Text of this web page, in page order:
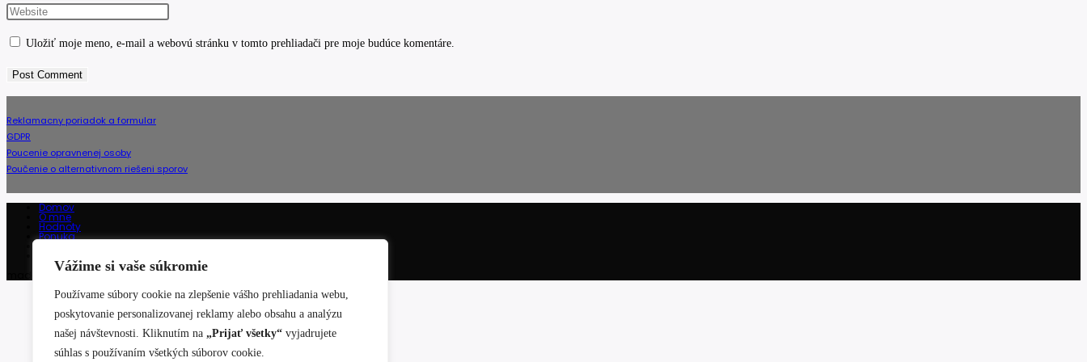
Vážime si vaše súkromie
Používame súbory cookie na zlepšenie vášho prehliadania webu,
poskytovanie personalizovanej reklamy alebo obsahu a analýzu
našej návštevnosti. Kliknutím na „Prijať všetky“ vyjadrujete
súhlas s používaním všetkých súborov cookie.
name
to
your
to
Enter
URL
Uložiť moje meno, e-mail a webovú stránku v tomto prehliadači pre moje budúce komentáre.
Reklamacny poriadok a formular
GDPR
Poucenie opravnenej osoby
Poučenie o alternativnom riešeni sporov
Domov
O mne
Hodnoty
Ponuka
tamatam